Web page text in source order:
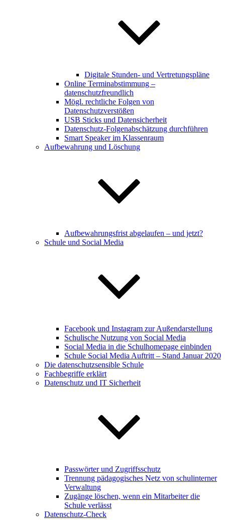
Digitale Stunden- und Vertretungspläne
Online Terminabstimmung –
datenschutzfreundlich
Mögl. rechtliche Folgen von
Datenschutzverstößen
USB Sticks und Datensicherheit
Datenschutz-Folgenabschätzung durchführen
Smart Speaker im Klassenraum
Aufbewahrung und Löschung
Aufbewahrungsfrist abgelaufen – und jetzt?
Schule und Social Media
Facebook und Instagram zur Außendarstellung
Schulische Nutzung von Social Media
Social Media in die Schulhomepage einbinden
Schule Social Media Auftritt – Stand Januar 2020
Die datenschutzsensible Schule
Fachbegriffe erklärt
Datenschutz und IT Sicherheit
Passwörter und Zugriffsschutz
Trennung pädagogisches Netz von schulinterner
Verwaltung
Zugänge löschen, wenn ein Mitarbeiter die
Schule verlässt
Datenschutz-Check